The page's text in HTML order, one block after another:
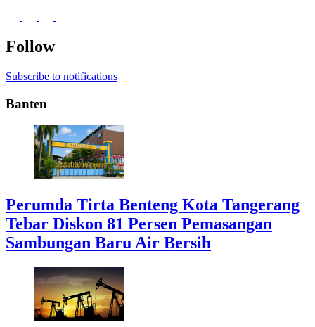
Follow
Subscribe to notifications
Banten
Perumda Tirta Benteng Kota Tangerang
Tebar Diskon 81 Persen Pemasangan
Sambungan Baru Air Bersih